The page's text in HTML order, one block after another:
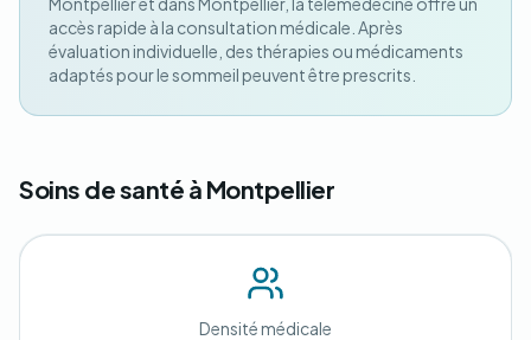
accès rapide à la consultation médicale. Après
évaluation individuelle, des thérapies ou médicaments
adaptés pour le sommeil peuvent être prescrits.
Soins de santé à Montpellier
Densité médicale